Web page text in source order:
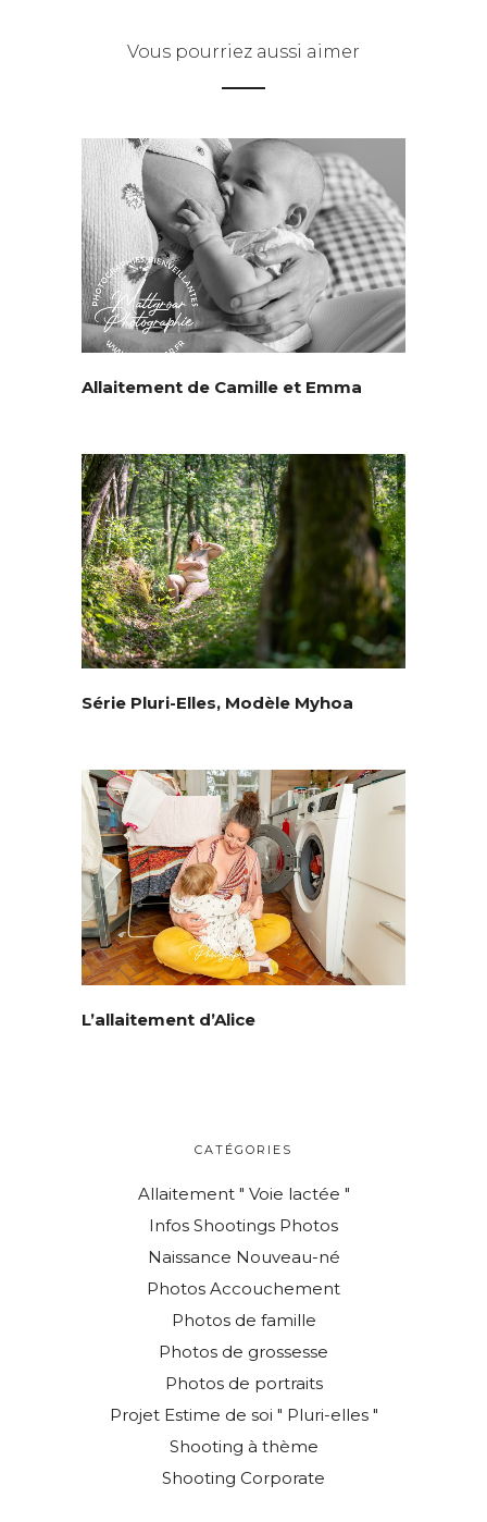
© Copyright Mattgroar / Mes photographies ne sont pas libres de droits
Vous pourriez aussi aimer
Allaitement de Camille et Emma
Série Pluri-Elles, Modèle Myhoa
L’allaitement d’Alice
CATÉGORIES
Allaitement " Voie lactée "
Infos Shootings Photos
Naissance Nouveau-né
Photos Accouchement
Photos de famille
Photos de grossesse
Photos de portraits
Projet Estime de soi " Pluri-elles "
Shooting à thème
Shooting Corporate